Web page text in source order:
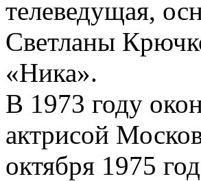
телеведущая,
Светланы
«Ника».
В 1973 году
актрисой
октября 1975